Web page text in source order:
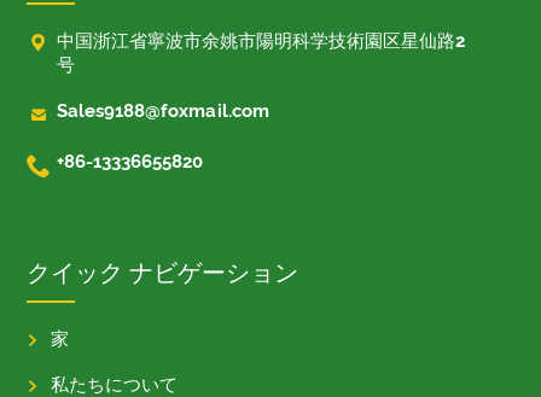
 中国浙江省寧波市余姚市陽明科学技術園区星仙路2
号
 Sales9188@foxmail.com
 +86-13336655820
クイック ナビゲーション
家
私たちについて